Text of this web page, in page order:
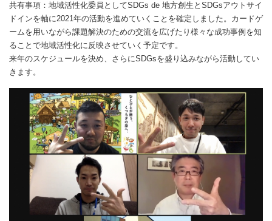
共有事項：地域活性化委員としてSDGs de 地方創生とSDGsアウトサイ
ドインを軸に2021年の活動を進めていくことを確定しました。カードゲ
ームを用いながら課題解決のための交流を広げたり様々な成功事例を知
ることで地域活性化に反映させていく予定です。
来年のスケジュールを決め、さらにSDGsを盛り込みながら活動してい
きます。